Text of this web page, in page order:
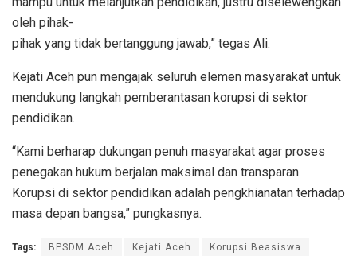
oleh pihak-
pihak yang tidak bertanggung jawab,” tegas Ali.
Kejati Aceh pun mengajak seluruh elemen masyarakat untuk
mendukung langkah pemberantasan korupsi di sektor
pendidikan.
“Kami berharap dukungan penuh masyarakat agar proses
penegakan hukum berjalan maksimal dan transparan.
Korupsi di sektor pendidikan adalah pengkhianatan terhadap
masa depan bangsa,” pungkasnya.
Tags: BPSDM Aceh Kejati Aceh Korupsi Beasiswa